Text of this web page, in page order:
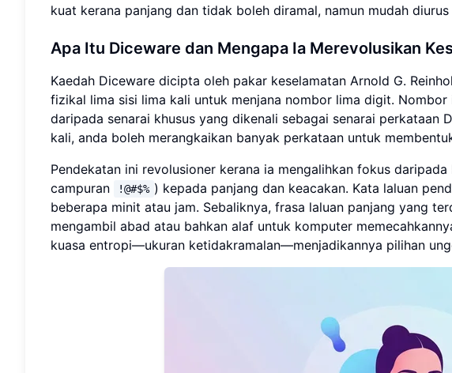
kuat kerana panjang dan tidak boleh diramal, namun mudah diurus
Apa Itu Diceware dan Mengapa Ia Merevolusikan
Kaedah Diceware dicipta oleh pakar keselamatan Arnold G.
fizikal lima sisi lima kali untuk menjana nombor lima digit.
daripada senarai khusus yang dikenali sebagai senarai perkataan
kali, anda boleh merangkaikan banyak perkataan untuk
Pendekatan ini revolusioner kerana ia mengalihkan fokus
campuran
!@#$% ) kepada panjang dan keacakan. Kata laluan
beberapa minit atau jam. Sebaliknya, frasa laluan panjang yang
mengambil abad atau bahkan alaf untuk komputer
kuasa entropi—ukuran ketidakramalan—menjadikannya pilihan